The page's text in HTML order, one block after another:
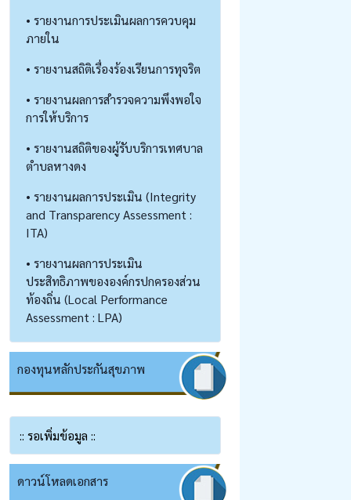
• รายงานการประเมินผลการควบคุม
ภายใน
• รายงานสถิติเรื่องร้องเรียนการทุจริต
• รายงานผลการสำรวจความพึงพอใจ
การให้บริการ
• รายงานสถิติของผู้รับบริการเทศบาล
ตำบลหางดง
• รายงานผลการประเมิน (Integrity
and Transparency Assessment :
ITA)
• รายงานผลการประเมิน
ประสิทธิภาพขององค์กรปกครองส่วน
ท้องถิ่น (Local Performance
Assessment : LPA)
กองทุนหลักประกันสุขภาพ
:: รอเพิ่มข้อมูล ::
ดาวน์โหลดเอกสาร